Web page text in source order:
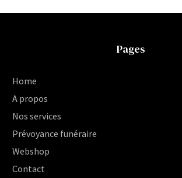
Pages
Home
A propos
Nos services
Prévoyance funéraire
Webshop
Contact